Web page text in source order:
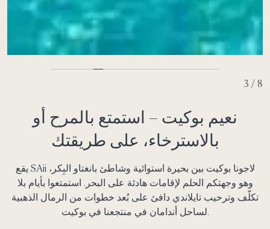
4 / 8
نعيم بوكيت – استمتع بالمرح أو
بالاسترخاء، على طريقتك
يقع SAii لاجونا بوكيت بين بحيرة استوائية وشاطئ بانغتاو البِكر،
وهو وجهتكم الحلم لإقامات هادئة على البحر. استمتعوا بأيام بلا
تكلّف وترحيب تايلاندي دافئ على بُعد خطوات من الرمال الذهبية
لساحل أندامان في منتجعنا في بوكيت.